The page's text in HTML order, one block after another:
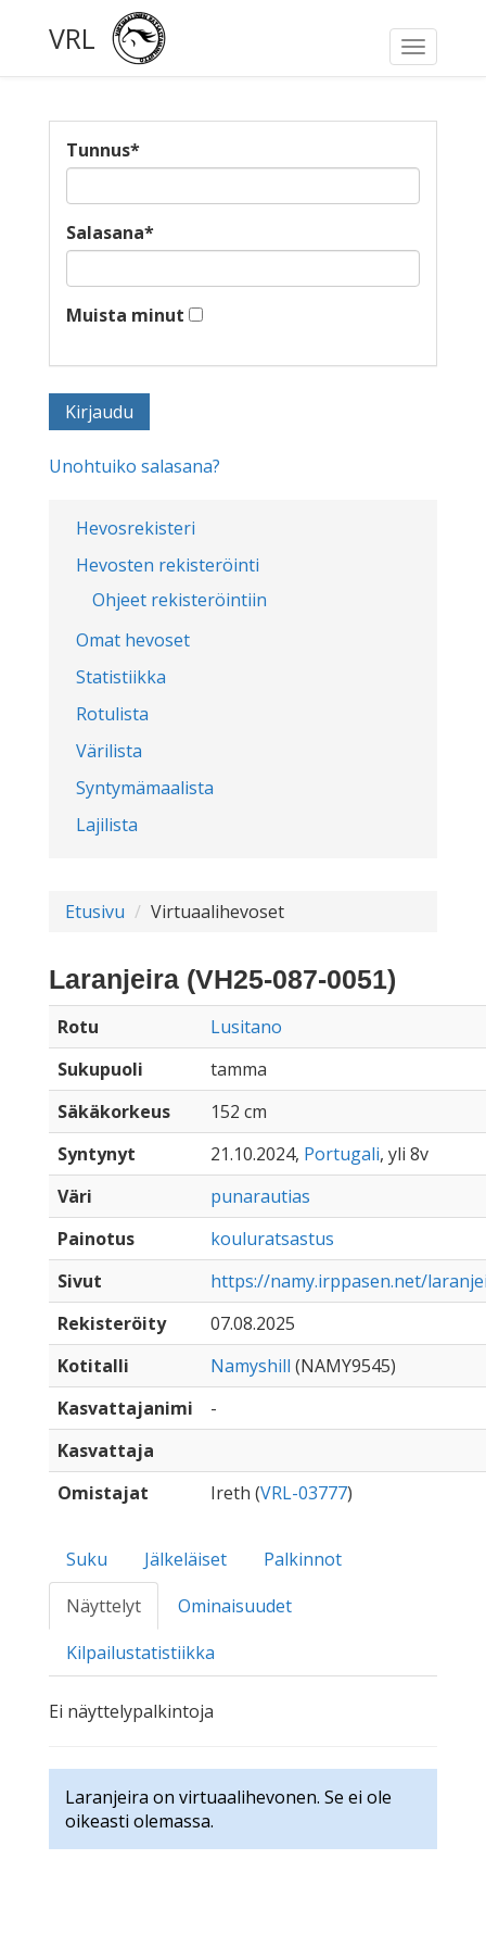
Toggle
VRL
Hevosrekisteri
Hevosten rekisteröinti
Ohjeet rekisteröintiin
Omat hevoset
Statistiikka
Rotulista
Värilista
Syntymämaalista
Lajilista
Tunnus*
Salasana*
Muista minut
Unohtuiko salasana?
Etusivu Virtuaalihevoset
Laranjeira (VH25-087-0051)
Rotu
Lusitano
Sukupuoli
tamma
Säkäkorkeus
152 cm
Syntynyt
21.10.2024, Portugali, yli 8v
Väri
punarautias
Painotus
kouluratsastus
Sivut
https://namy.irppasen.net/
Rekisteröity
07.08.2025
Kotitalli
Namyshill (NAMY9545)
Kasvattajanimi
-
Kasvattaja
Omistajat
Ireth (VRL-03777)
Suku Jälkeläiset
Palkinnot
Näyttelyt
Ominaisuudet
Kilpailustatistiikka
Ei näyttelypalkintoja
Laranjeira on virtuaalihevonen. Se ei ole
oikeasti olemassa.